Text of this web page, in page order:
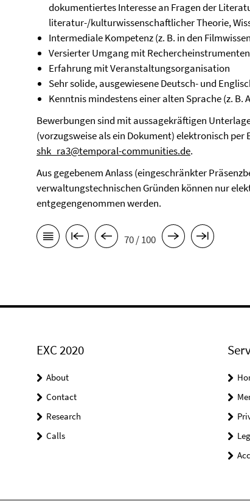
dokumentiertes Interesse an Fragen der
literatur-/kulturwissenschaftlicher Theorie,
Intermediale Kompetenz (z. B. in den
Versierter Umgang mit
Erfahrung mit Veranstaltungsorganisation
Sehr solide, ausgewiesene Deutsch- und
Kenntnis mindestens einer alten Sprache (z.
Bewerbungen sind mit aussagekräftigen
(vorzugsweise als ein Dokument) elektronisch per
shk_ra3@temporal-communities.de.
Aus gegebenem Anlass (eingeschränkter
verwaltungstechnischen Gründen können nur
entgegengenommen werden.
70 / 100
EXC 2020
About
Contact
Research
Calls